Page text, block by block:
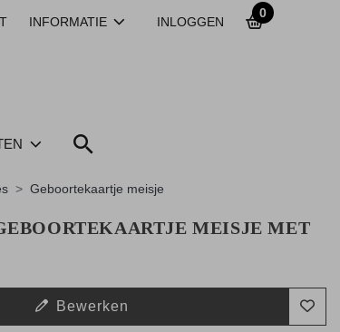
INFORMATIE INLOGGEN
0
Geboortekaartje meisje
MEISJE MET
Bewerken